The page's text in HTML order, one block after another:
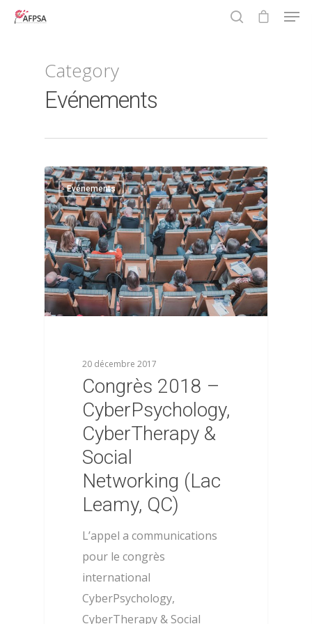
Hit enter to search or ESC to close
Category
Evénements
Evénements
20 décembre 2017
Congrès 2018 –
CyberPsychology,
CyberTherapy &
Social
Networking (Lac
Leamy, QC)
L’appel a communications
pour le congrès
international
CyberPsychology,
CyberTherapy & Social
2
À propos
Actualités